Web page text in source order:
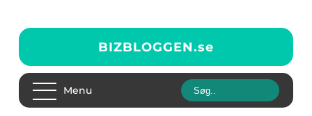
BIZBLOGGEN.se
Menu